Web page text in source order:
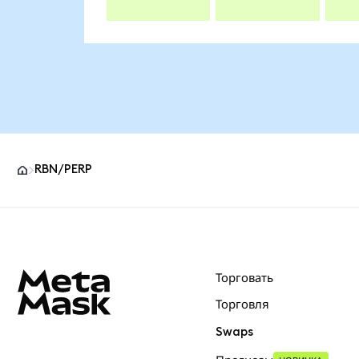
RBN/PERP
Торговать
Торговля
Swaps